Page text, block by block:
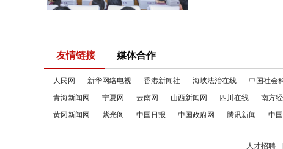
友情链接 媒体合作
人民网 新华网络电视 香港新闻社 海峡法治在线 中国社会
青海新闻网
宁夏网 云南网 山西新闻网 四川在线 南方
黄冈新闻网
紫光阁 中国日报 中国政府网 腾讯新闻 中
人才招聘 |